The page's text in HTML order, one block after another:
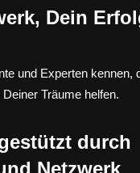
Dein
und Experten kennen,
Träume helfen.
durch
Netzwerk